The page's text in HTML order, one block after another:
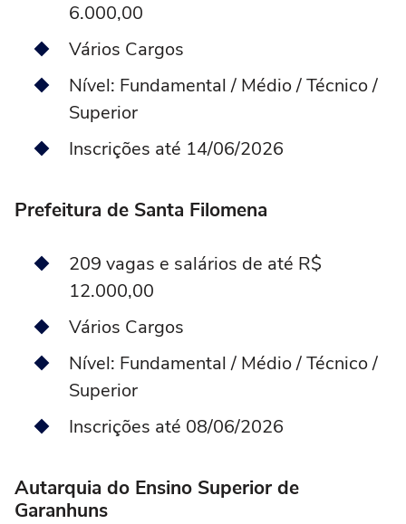
6.000,00
Vários Cargos
Nível: Fundamental / Médio / Técnico /
Superior
Inscrições até 14/06/2026
Prefeitura de Santa Filomena
209 vagas e salários de até R$
12.000,00
Vários Cargos
Nível: Fundamental / Médio / Técnico /
Superior
Inscrições até 08/06/2026
Autarquia do Ensino Superior de
Garanhuns